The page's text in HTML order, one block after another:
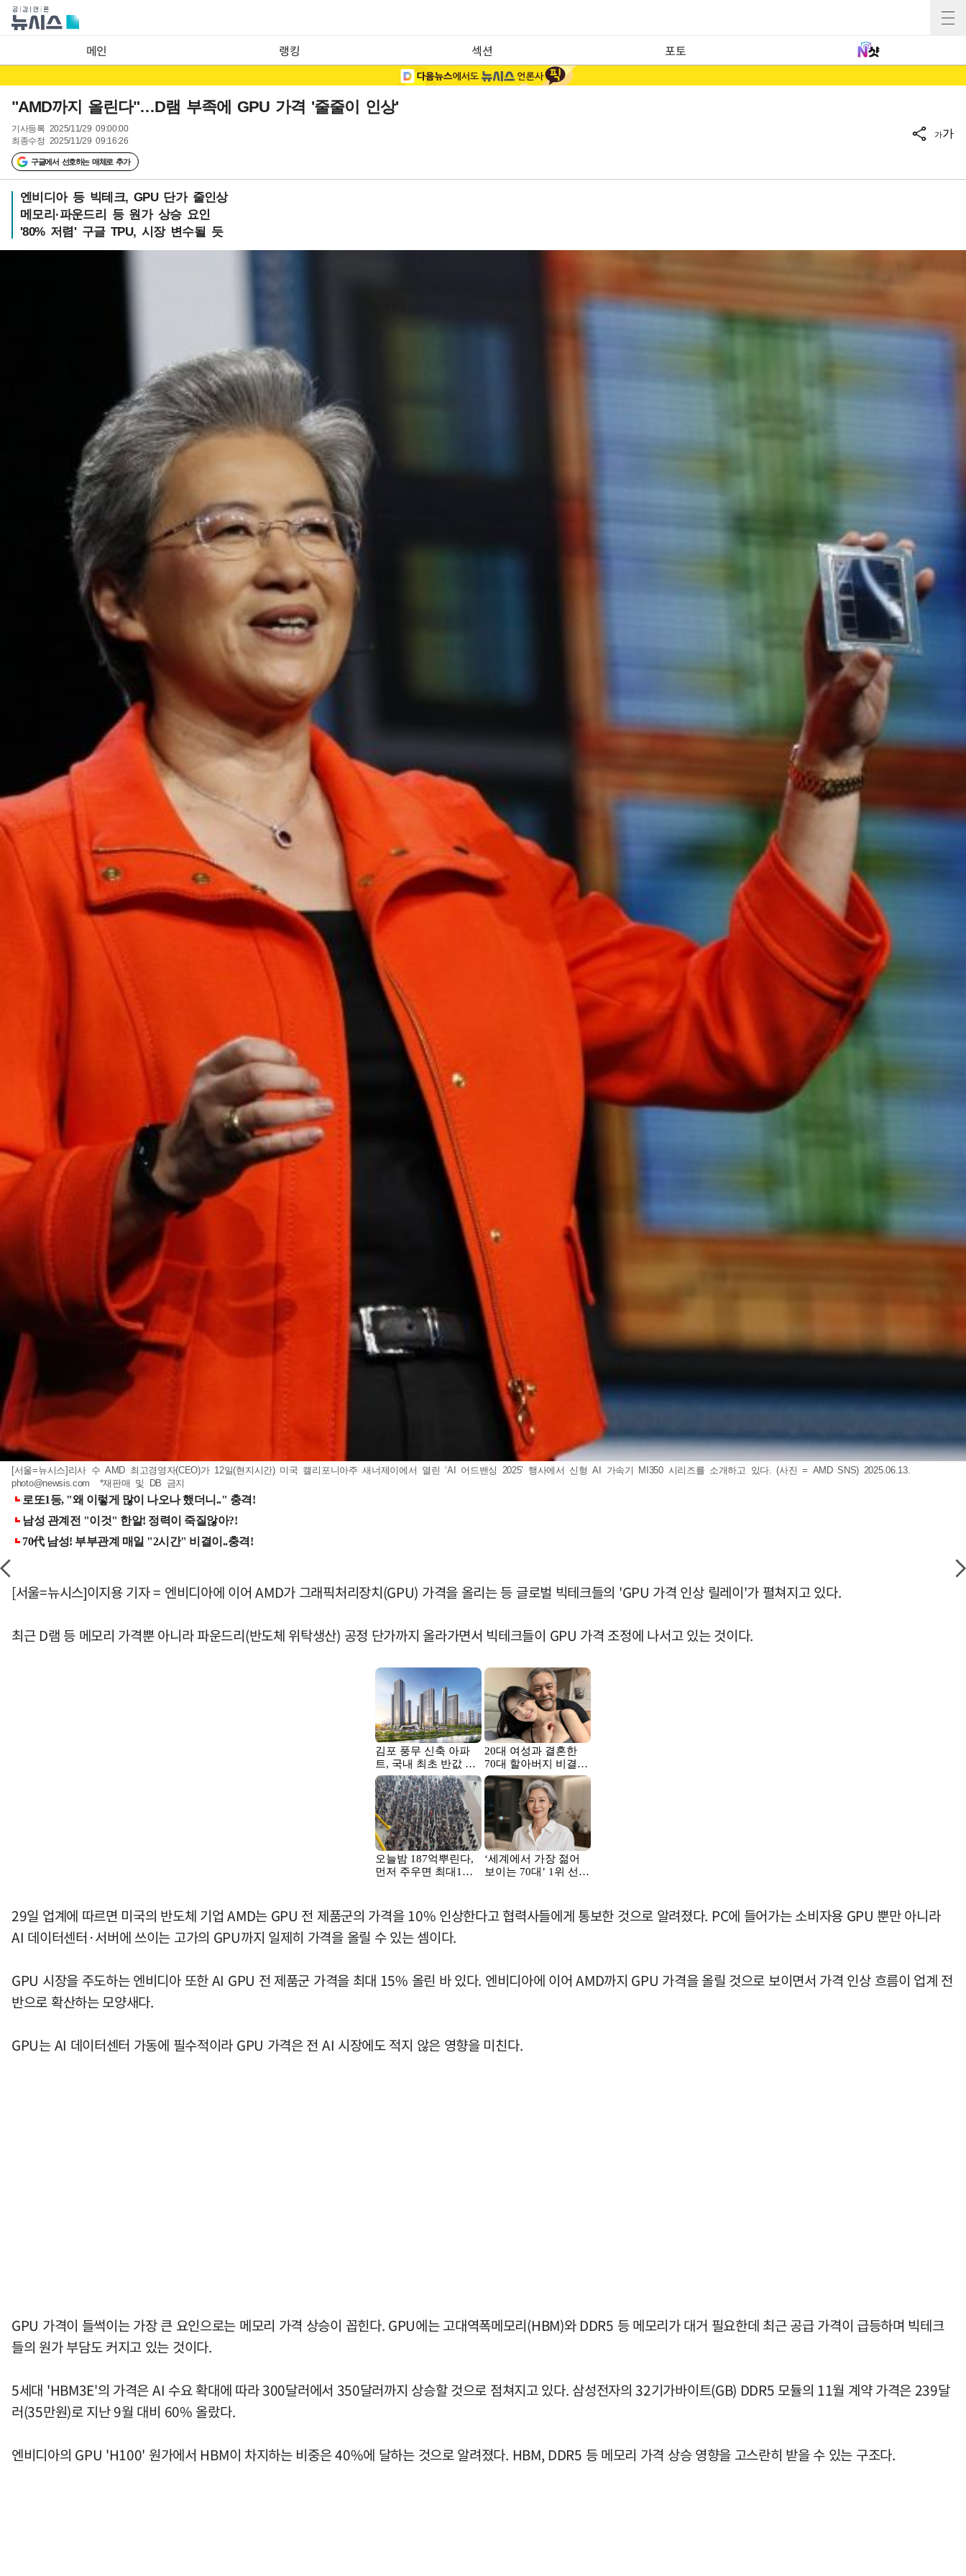
메인 랭킹 섹션 포토
"AMD까지 올린다"…D램 부족에 GPU 가격 '줄줄이 인상'
기사등록 2025/11/29 09:00:00
최종수정 2025/11/29 09:16:26
구글에서 선호하는 매체로 추가
가가
엔비디아 등 빅테크, GPU 단가 줄인상
메모리·파운드리 등 원가 상승 요인
'80% 저렴' 구글 TPU, 시장 변수될 듯
[서울=뉴시스]리사 수 AMD 최고경영자(CEO)가 12일(현지시간) 미국 캘리포니아주 새너제이에서 열린 ‘AI 어드밴싱 2025’ 행사에서 신형 AI 가속기 MI350 시리즈를 소개하고 있다. (사진 = AMD SNS) 2025.06.13.
photo@newsis.com *재판매 및 DB 금지
[서울=뉴시스]이지용 기자 = 엔비디아에 이어 AMD가 그래픽처리장치(GPU) 가격을 올리는 등 글로벌 빅테크들의 'GPU 가격 인상 릴레이'가 펼쳐지고 있다.
최근 D램 등 메모리 가격뿐 아니라 파운드리(반도체 위탁생산) 공정 단가까지 올라가면서 빅테크들이 GPU 가격 조정에 나서고 있는 것이다.
29일 업계에 따르면 미국의 반도체 기업 AMD는 GPU 전 제품군의 가격을 10% 인상한다고 협력사들에게 통보한 것으로 알려졌다. PC에 들어가는 소비자용 GPU 뿐만 아니라
AI 데이터센터·서버에 쓰이는 고가의 GPU까지 일제히 가격을 올릴 수 있는 셈이다.
GPU 시장을 주도하는 엔비디아 또한 AI GPU 전 제품군 가격을 최대 15% 올린 바 있다. 엔비디아에 이어 AMD까지 GPU 가격을 올릴 것으로 보이면서 가격 인상 흐름이 업계 전
반으로 확산하는 모양새다.
GPU는 AI 데이터센터 가동에 필수적이라 GPU 가격은 전 AI 시장에도 적지 않은 영향을 미친다.
GPU 가격이 들썩이는 가장 큰 요인으로는 메모리 가격 상승이 꼽힌다. GPU에는 고대역폭메모리(HBM)와 DDR5 등 메모리가 대거 필요한데 최근 공급 가격이 급등하며 빅테크
들의 원가 부담도 커지고 있는 것이다.
5세대 'HBM3E'의 가격은 AI 수요 확대에 따라 300달러에서 350달러까지 상승할 것으로 점쳐지고 있다. 삼성전자의 32기가바이트(GB) DDR5 모듈의 11월 계약 가격은 239달
러(35만원)로 지난 9월 대비 60% 올랐다.
엔비디아의 GPU 'H100' 원가에서 HBM이 차지하는 비중은 40%에 달하는 것으로 알려졌다. HBM, DDR5 등 메모리 가격 상승 영향을 고스란히 받을 수 있는 구조다.